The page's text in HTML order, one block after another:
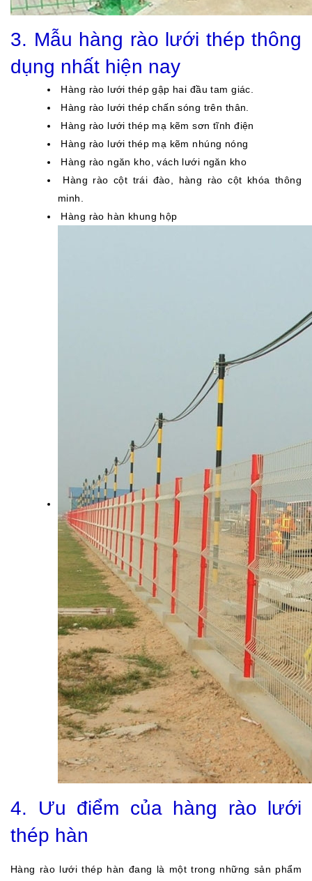
3. Mẫu hàng rào lưới thép thông
dụng nhất hiện nay
Hàng rào lưới thép gập hai đầu tam giác.
Hàng rào lưới thép chấn sóng trên thân.
Hàng rào lưới thép mạ kẽm sơn tĩnh điện
Hàng rào lưới thép mạ kẽm nhúng nóng
Hàng rào ngăn kho, vách lưới ngăn kho
Hàng rào cột trái đào, hàng rào cột khóa thông
minh.
Hàng rào hàn khung hộp
4. Ưu điểm của hàng rào lưới
thép hàn
Hàng rào lưới thép hàn đang là một trong những sản phẩm